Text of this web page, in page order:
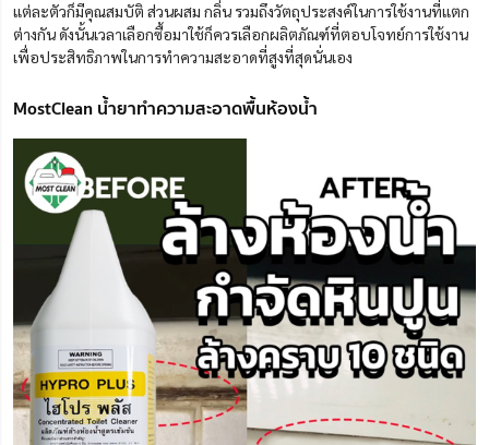
แต่ละตัวก็มีคุณสมบัติ ส่วนผสม กลิ่น รวมถึงวัตถุประสงค์ในการใช้งานที่แตก
ต่างกัน ดังนั้นเวลาเลือกซื้อมาใช้ก็ควรเลือกผลิตภัณฑ์ที่ตอบโจทย์การใช้งาน
เพื่อประสิทธิภาพในการทำความสะอาดที่สูงที่สุดนั่นเอง
MostClean น้ำยาทำความสะอาดพื้นห้องน้ำ